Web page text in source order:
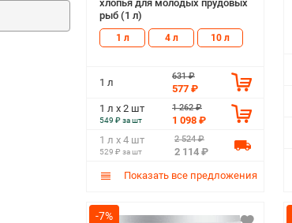
хлопья для молодых прудовых
рыб (1 л)
1 л 4 л 10 л
1 л
631 ₽
577 ₽
1 л х 2 шт
549 ₽ за шт
1 262 ₽
1 098 ₽
1 л х 4 шт
529 ₽ за шт
2 524 ₽
2 114 ₽
Показать все предложения
-7%